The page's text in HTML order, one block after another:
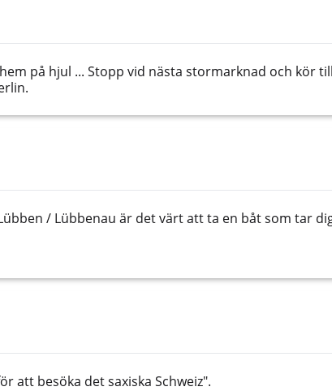
på hjul ... Stopp vid nästa stormarknad och kör
/ Lübbenau är det värt att ta en båt som tar
att besöka det saxiska Schweiz".